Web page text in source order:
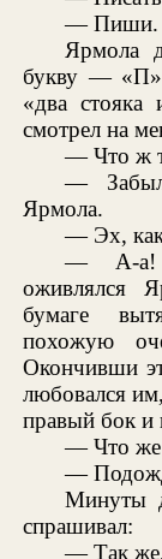
— Пиши.
Ярмола
букву — «П»
«два стояка
смотрел на
— Что ж
—
Ярмола.
— Эх,
— А-а!
оживлялся
бумаге
похожую
Окончивши
любовался
правый бок и
— Что же
—
Минуты
спрашивал:
— Так же,